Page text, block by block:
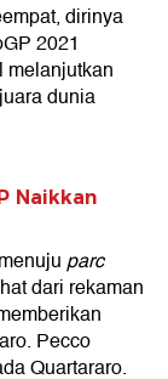
dirinya
2021
melanjutkan
dunia
Naikkan
parc
dari rekaman
Pecco
Quartararo.